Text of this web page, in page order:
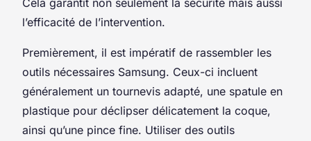
l’efficacité de l’intervention.
Premièrement, il est impératif de rassembler les
outils nécessaires Samsung. Ceux-ci incluent
généralement un tournevis adapté, une spatule en
plastique pour déclipser délicatement la coque,
ainsi qu’une pince fine. Utiliser des outils